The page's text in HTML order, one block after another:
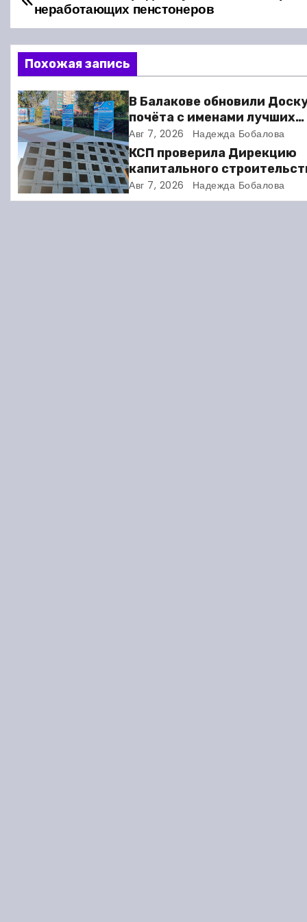
а
в
и
г
а
ц
и
неработающих пенстонеров
Похожая запись
В Балакове обновили
почёта с именами лучших
спортсменов. Фото
Авг 7, 2026 Надежда Бобалова
КСП проверила Дирекцию
капитального
Балакове и нашла
нарушений
Авг 7, 2026 Надежда Бобалова